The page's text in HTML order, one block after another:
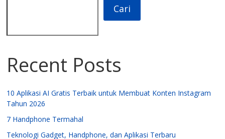
Cari
Recent Posts
10 Aplikasi AI Gratis Terbaik untuk Membuat Konten Instagram
Tahun 2026
7 Handphone Termahal
Teknologi Gadget, Handphone, dan Aplikasi Terbaru